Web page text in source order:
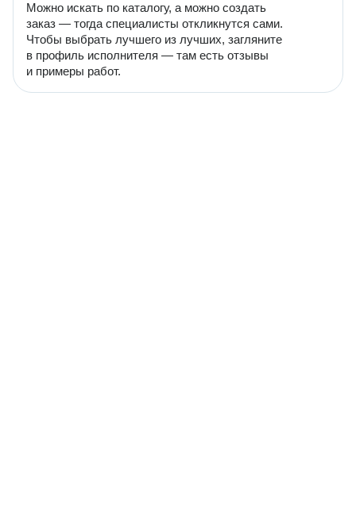
Можно искать по каталогу, а можно создать
заказ — тогда специалисты откликнутся сами.
Чтобы выбрать лучшего из лучших, загляните
в профиль исполнителя — там есть отзывы
и примеры работ.